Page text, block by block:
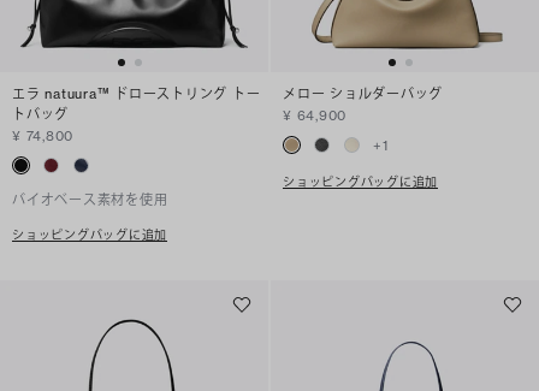
エラ natuura™ ドローストリング トー
トバッグ
¥ 74,800
バイオベース素材を使用
ショッピングバッグに追加
メロー ショルダーバッグ
¥ 64,900
+1
ショッピングバッグに追加